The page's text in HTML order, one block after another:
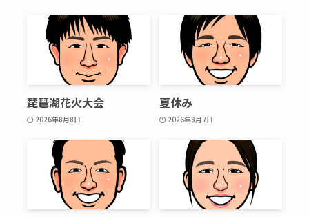
琵琶湖花火大会
2026年8月8日
夏休み
2026年8月7日